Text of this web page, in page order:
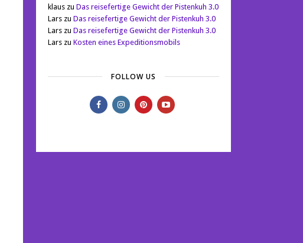
klaus zu Das reisefertige Gewicht der Pistenkuh 3.0
Lars zu Das reisefertige Gewicht der Pistenkuh 3.0
Lars zu Das reisefertige Gewicht der Pistenkuh 3.0
Lars zu Kosten eines Expeditionsmobils
FOLLOW US